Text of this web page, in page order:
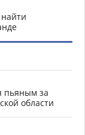
пьяным за
области